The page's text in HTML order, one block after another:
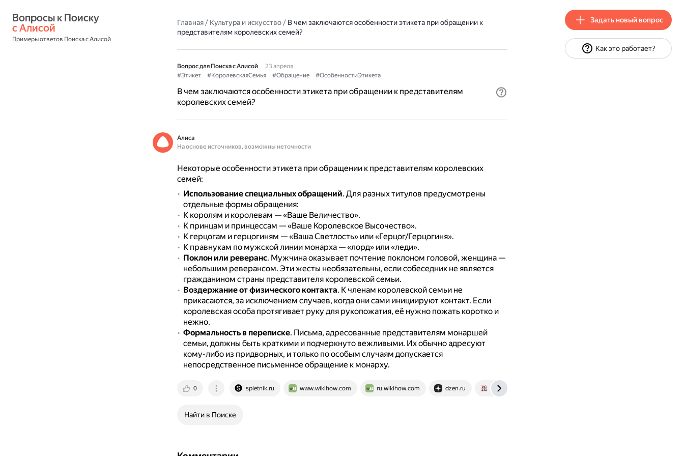
с Алисой
Примеры ответов Поиска с Алисой
Главная/ Культура и искусство/ В чем заключаются особенности этикета при обращении к
представителям королевских семей?
Вопрос для Поиска с Алисой
23 апреля
#Этикет
#КоролевскаяСемья #Обращение #ОсобенностиЭтикета
В чем заключаются особенности этикета при обращении к представителям
королевских семей?
Алиса
На основе источников, возможны неточности
Некоторые особенности этикета при обращении к представителям королевских
семей:
Использование специальных обращений. Для разных титулов предусмотрены
отдельные формы обращения:
К королям и королевам — «Ваше Величество».
К принцам и принцессам — «Ваше Королевское Высочество».
К герцогам и герцогиням — «Ваша Светлость» или «Герцог/Герцогиня».
К правнукам по мужской линии монарха — «лорд» или «леди».
Поклон или реверанс. Мужчина оказывает почтение поклоном головой, женщина —
небольшим реверансом. Эти жесты необязательны, если собеседник не является
гражданином страны представителя королевской семьи.
Воздержание от физического контакта. К членам королевской семьи не
прикасаются, за исключением случаев, когда они сами инициируют контакт. Если
королевская особа протягивает руку для рукопожатия, её нужно пожать коротко и
нежно.
Формальность в переписке. Письма, адресованные представителям монаршей
семьи, должны быть краткими и подчеркнуто вежливыми. Их обычно адресуют
кому-либо из придворных, и только по особым случаям допускается
непосредственное письменное обращение к монарху.
0 spletnik.ru www.wikihow.com ru.wikihow.com dzen.ru vc.ru
Найти в Поиске
Задать новый вопрос
Как это работает?